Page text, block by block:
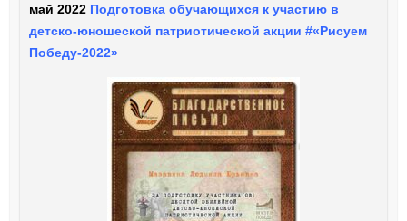
май 2022 Подготовка обучающихся к участию в
детско-юношеской патриотической акции #«Рисуем
Победу-2022»